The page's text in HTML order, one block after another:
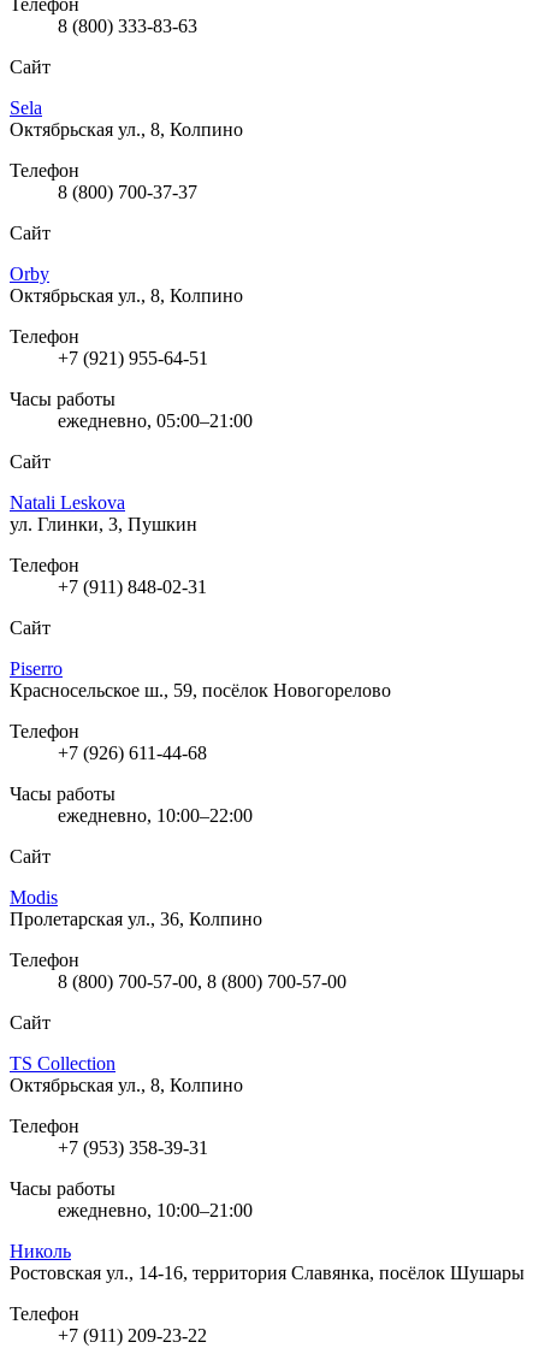
8 (800) 333-83-63
Сайт
Sela
Октябрьская ул., 8, Колпино
Телефон
8 (800) 700-37-37
Сайт
Orby
Октябрьская ул., 8, Колпино
Телефон
+7 (921) 955-64-51
Часы работы
ежедневно, 05:00–21:00
Сайт
Natali Leskova
ул. Глинки, 3, Пушкин
Телефон
+7 (911) 848-02-31
Сайт
Piserro
Красносельское ш., 59, посёлок Новогорелово
Телефон
+7 (926) 611-44-68
Часы работы
ежедневно, 10:00–22:00
Сайт
Modis
Пролетарская ул., 36, Колпино
Телефон
8 (800) 700-57-00, 8 (800) 700-57-00
Сайт
TS Collection
Октябрьская ул., 8, Колпино
Телефон
+7 (953) 358-39-31
Часы работы
ежедневно, 10:00–21:00
Николь
Ростовская ул., 14-16, территория Славянка, посёлок Шушары
Телефон
+7 (911) 209-23-22